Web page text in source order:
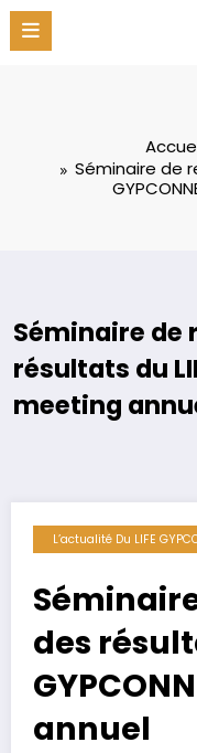
Aller
contenu
Séminaire de
Séminaire
résultats du
meeting
L’actualité Du LIFE
des
annuel